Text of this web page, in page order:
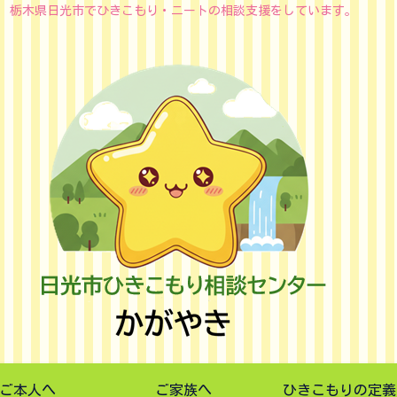
栃木県日光市でひきこもり・ニートの相談支援をしています。
ご本人へ ご家族へ ひきこもりの定義